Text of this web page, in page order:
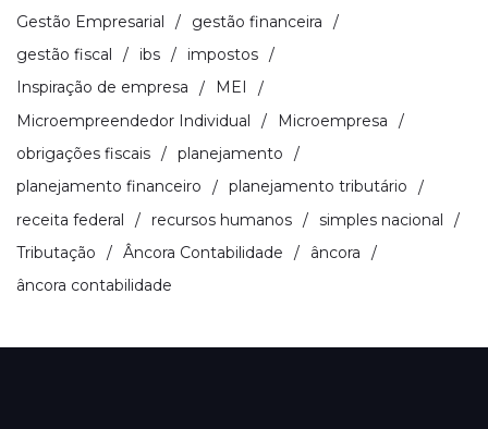
Gestão Empresarial
gestão financeira
gestão fiscal
ibs
impostos
Inspiração de empresa
MEI
Microempreendedor Individual
Microempresa
obrigações fiscais
planejamento
planejamento financeiro
planejamento tributário
receita federal
recursos humanos
simples nacional
Tributação
Âncora Contabilidade
âncora
âncora contabilidade